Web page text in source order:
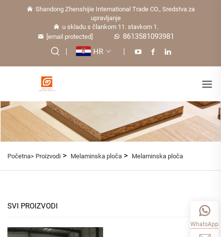
Shandong Zhenshijie International Trade CO., Sredstva za
upravljanje
u skladu s člankom 11. stavkom 1.
[email protected]
8613581093981
HR
Početna> Proizvodi > Melaminska ploča > Melaminska ploča
SVI PROIZVODI
WhatsApp